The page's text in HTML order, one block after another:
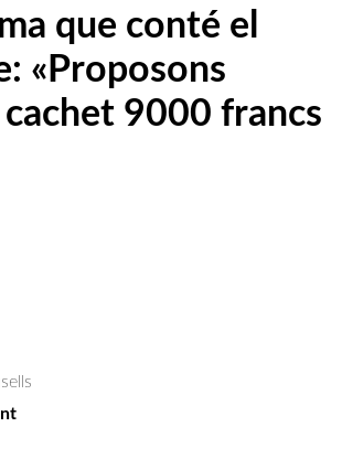
que conté el
«Proposons
cachet 9000 francs